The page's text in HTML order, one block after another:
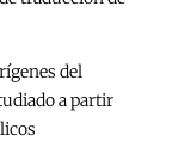
del
a partir